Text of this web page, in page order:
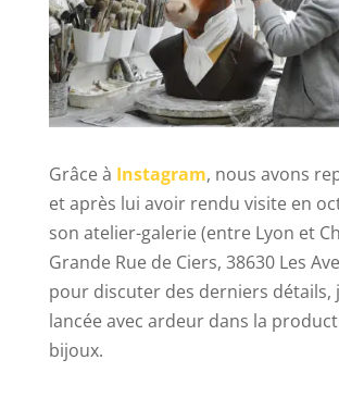
Grâce à Instagram, nous avons
et après lui avoir rendu visite en
son atelier-galerie (entre Lyon et
Grande Rue de Ciers, 38630 Les
pour discuter des derniers détails,
lancée avec ardeur dans la
bijoux.